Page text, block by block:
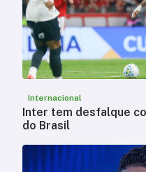
Internacional
Inter tem desfalque
do Brasil